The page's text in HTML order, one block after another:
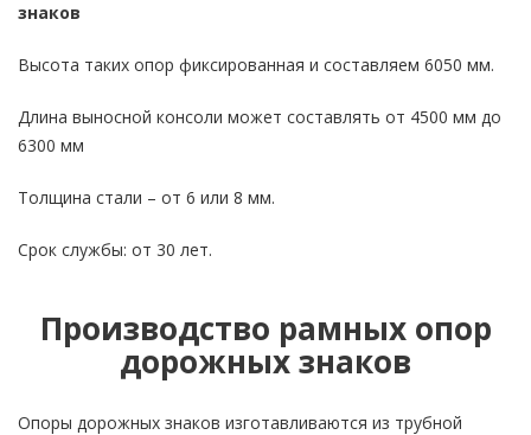
знаков
Высота таких опор фиксированная и составляем 6050 мм.
Длина выносной консоли может составлять от 4500 мм до
6300 мм
Толщина стали – от 6 или 8 мм.
Срок службы: от 30 лет.
Производство рамных опор
дорожных знаков
Опоры дорожных знаков изготавливаются из трубной